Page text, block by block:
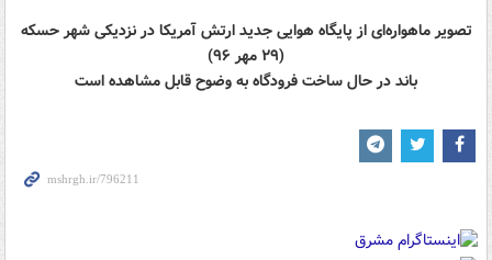
تصویر ماهواره‌ای از پایگاه هوایی جدید ارتش آمریکا در نزدیکی شهر حسکه
(۲۹ مهر ۹۶)
باند در حال ساخت فرودگاه به وضوح قابل مشاهده است